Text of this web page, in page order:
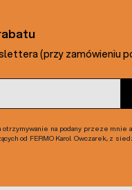
(przy zamówieniu
otrzymywanie na podany przeze
od FERMO Karol Owczarek, z